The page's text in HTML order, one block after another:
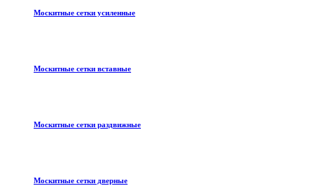
Москитные сетки усиленные
Москитные сетки вставные
Москитные сетки раздвижные
Москитные сетки дверные